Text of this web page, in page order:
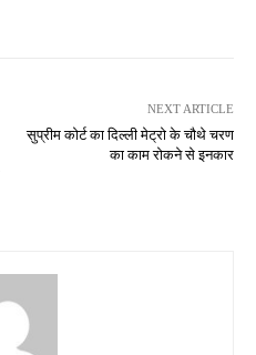
NEXT ARTICLE
सुप्रीम कोर्ट का दिल्ली मेट्रो के चौथे चरण
का काम रोकने से इनकार